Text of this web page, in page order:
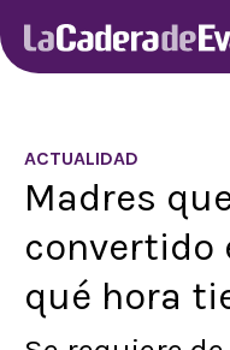
ACTUALIDAD
Madres
convertido
qué hora